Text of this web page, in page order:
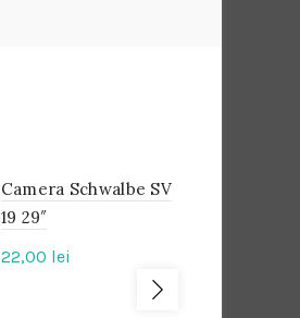
IN
STOC
Camera Schwalbe SV
19 29″
22,00 lei